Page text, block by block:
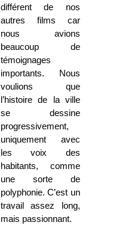
différent de nos
autres films car
nous avions
beaucoup de
témoignages
importants. Nous
voulions que
l’histoire de la ville
se dessine
progressivement,
uniquement avec
les voix des
habitants, comme
une sorte de
polyphonie. C’est un
travail assez long,
mais passionnant.